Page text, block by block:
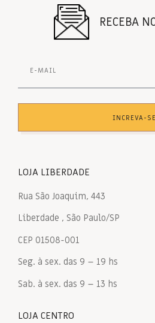
RECEBA
INCREVA-SE
LOJA LIBERDADE
Rua São Joaquim, 443
Liberdade , São Paulo/SP
CEP 01508-001
Seg. à sex. das 9 – 19 hs
Sab. à sex. das 9 – 13 hs
LOJA CENTRO